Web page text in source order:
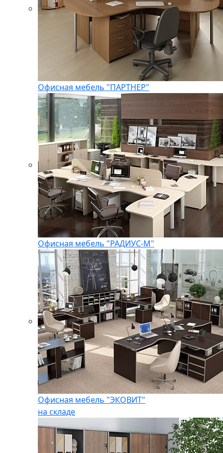
Офисная мебель "ПАРТНЕР"
Офисная мебель "РАДИУС-М"
Офисная мебель "ЭКОВИТ"
на складе